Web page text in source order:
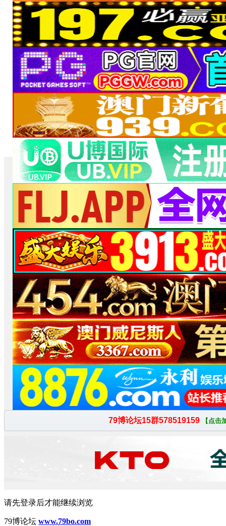
请先登录后才能继续浏览
79博论坛 www.79bo.com